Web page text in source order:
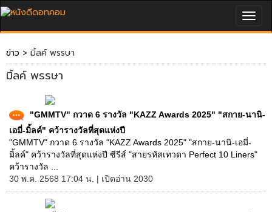
ข่าว > มิ้ลค์ พรรษา
มิ้ลค์ พรรษา
"GMMTV" กวาด 6 รางวัล "KAZZ Awards 2025" "สกาย-นานิ-
เอมี่-มิ้ลค์" คว้ารางวัลที่สุดแห่งปี
"GMMTV" กวาด 6 รางวัล "KAZZ Awards 2025" "สกาย-นานิ-เอมี่-
มิ้ลค์" คว้ารางวัลที่สุดแห่งปี ซีรีส์ "สายรหัสเทวดา Perfect 10 Liners"
คว้ารางวัล ...
30 พ.ค. 2568 17:04 น. | เปิดอ่าน 2030